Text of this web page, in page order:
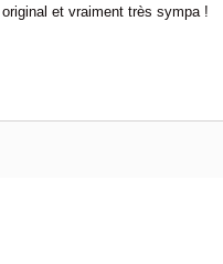
et vraiment très sympa !